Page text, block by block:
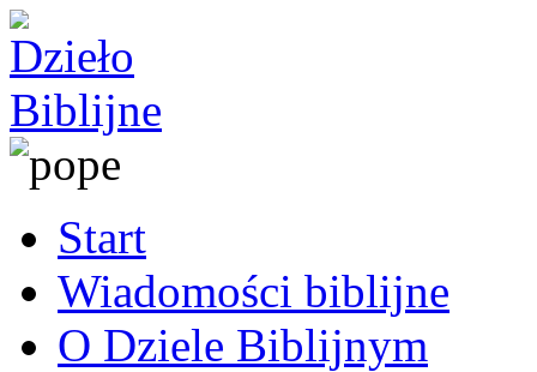
Start
Wiadomości biblijne
O Dziele Biblijnym